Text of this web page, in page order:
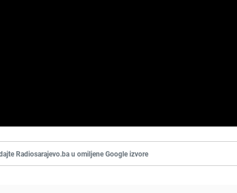
Radiosarajevo.ba u omiljene Google izvore